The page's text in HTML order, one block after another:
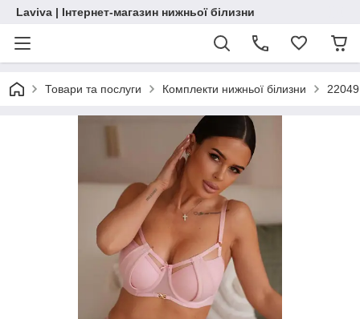
Laviva | Інтернет-магазин нижньої білизни
Товари та послуги Комплекти нижньої білизни